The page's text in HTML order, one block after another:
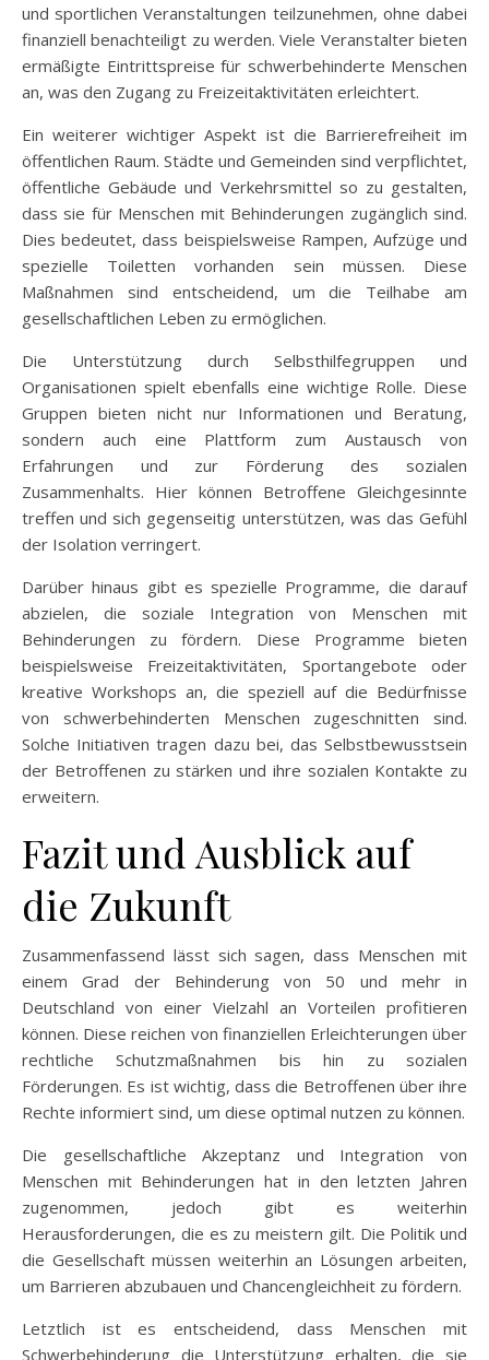
und sportlichen Veranstaltungen teilzunehmen, ohne dabei
finanziell benachteiligt zu werden. Viele Veranstalter bieten
ermäßigte Eintrittspreise für schwerbehinderte Menschen
an, was den Zugang zu Freizeitaktivitäten erleichtert.
Ein weiterer wichtiger Aspekt ist die Barrierefreiheit im
öffentlichen Raum. Städte und Gemeinden sind verpflichtet,
öffentliche Gebäude und Verkehrsmittel so zu gestalten,
dass sie für Menschen mit Behinderungen zugänglich sind.
Dies bedeutet, dass beispielsweise Rampen, Aufzüge und
spezielle Toiletten vorhanden sein müssen. Diese
Maßnahmen sind entscheidend, um die Teilhabe am
gesellschaftlichen Leben zu ermöglichen.
Die Unterstützung durch Selbsthilfegruppen und
Organisationen spielt ebenfalls eine wichtige Rolle. Diese
Gruppen bieten nicht nur Informationen und Beratung,
sondern auch eine Plattform zum Austausch von
Erfahrungen und zur Förderung des sozialen
Zusammenhalts. Hier können Betroffene Gleichgesinnte
treffen und sich gegenseitig unterstützen, was das Gefühl
der Isolation verringert.
Darüber hinaus gibt es spezielle Programme, die darauf
abzielen, die soziale Integration von Menschen mit
Behinderungen zu fördern. Diese Programme bieten
beispielsweise Freizeitaktivitäten, Sportangebote oder
kreative Workshops an, die speziell auf die Bedürfnisse
von schwerbehinderten Menschen zugeschnitten sind.
Solche Initiativen tragen dazu bei, das Selbstbewusstsein
der Betroffenen zu stärken und ihre sozialen Kontakte zu
erweitern.
Fazit und Ausblick auf
die Zukunft
Zusammenfassend lässt sich sagen, dass Menschen mit
einem Grad der Behinderung von 50 und mehr in
Deutschland von einer Vielzahl an Vorteilen profitieren
können. Diese reichen von finanziellen Erleichterungen über
rechtliche Schutzmaßnahmen bis hin zu sozialen
Förderungen. Es ist wichtig, dass die Betroffenen über ihre
Rechte informiert sind, um diese optimal nutzen zu können.
Die gesellschaftliche Akzeptanz und Integration von
Menschen mit Behinderungen hat in den letzten Jahren
zugenommen, jedoch gibt es weiterhin
Herausforderungen, die es zu meistern gilt. Die Politik und
die Gesellschaft müssen weiterhin an Lösungen arbeiten,
um Barrieren abzubauen und Chancengleichheit zu fördern.
Letztlich ist es entscheidend, dass Menschen mit
Schwerbehinderung die Unterstützung erhalten, die sie